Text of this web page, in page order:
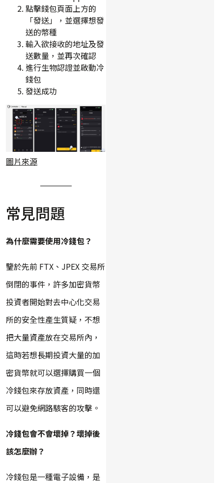
點擊錢包頁面上方的
「發送」，並選擇想發
送的幣種
輸入欲接收的地址及發
送數量，並再次確認
進行生物認證並啟動冷
錢包
發送成功
圖片來源
常見問題
為什麼需要使用冷錢包？
鑒於先前 FTX、JPEX 交易所
倒閉的事件，許多加密貨幣
投資者開始對去中心化交易
所的安全性產生質疑，不想
把大量資產放在交易所內，
這時若想長期投資大量的加
密貨幣就可以選擇購買一個
冷錢包來存放資產，同時還
可以避免網路駭客的攻擊。
冷錢包會不會壞掉？壞掉後
該怎麼辦？
冷錢包是一種電子設備，是